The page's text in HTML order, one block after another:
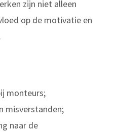
zijn niet alleen
op de motivatie en
monteurs;
misverstanden;
naar de